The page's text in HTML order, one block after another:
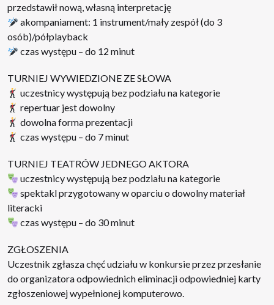
przedstawił nową, własną interpretację
akompaniament: 1 instrument/mały zespół (do 3
osób)/półplayback
czas występu – do 12 minut
TURNIEJ WYWIEDZIONE ZE SŁOWA
uczestnicy występują bez podziału na kategorie
repertuar jest dowolny
dowolna forma prezentacji
czas występu – do 7 minut
TURNIEJ TEATRÓW JEDNEGO AKTORA
uczestnicy występują bez podziału na kategorie
spektakl przygotowany w oparciu o dowolny materiał
literacki
czas występu – do 30 minut
ZGŁOSZENIA
Uczestnik zgłasza chęć udziału w konkursie przez przesłanie
do organizatora odpowiednich eliminacji odpowiedniej karty
zgłoszeniowej wypełnionej komputerowo.